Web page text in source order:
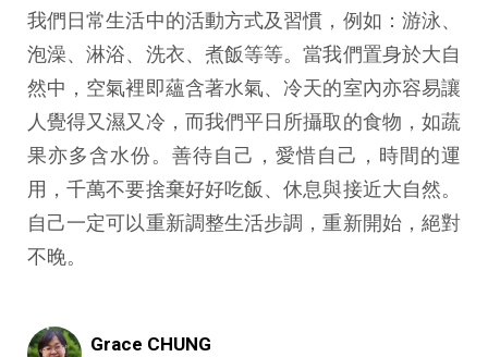
我們日常生活中的活動方式及習慣，例如：游泳、
泡澡、淋浴、洗衣、煮飯等等。當我們置身於大自
然中，空氣裡即蘊含著水氣、冷天的室內亦容易讓
人覺得又濕又冷，而我們平日所攝取的食物，如蔬
果亦多含水份。善待自己，愛惜自己，時間的運
用，千萬不要捨棄好好吃飯、休息與接近大自然。
自己一定可以重新調整生活步調，重新開始，絕對
不晚。
Grace CHUNG